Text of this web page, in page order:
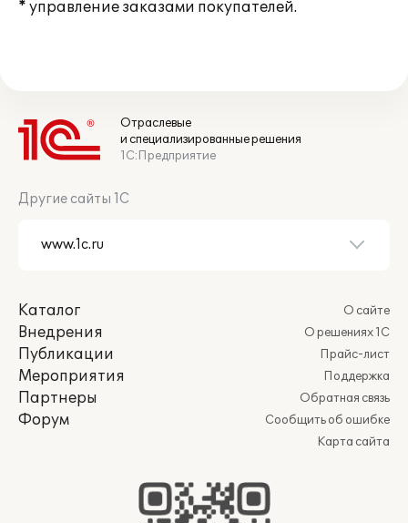
* управление заказами покупателей.
Отраслевые
и специализированные решения
1С:Предприятие
Другие сайты 1С
Каталог
Внедрения
Публикации
Мероприятия
Партнеры
Форум
О сайте
О решениях 1С
Прайс-лист
Поддержка
Обратная связь
Сообщить об ошибке
Карта сайта